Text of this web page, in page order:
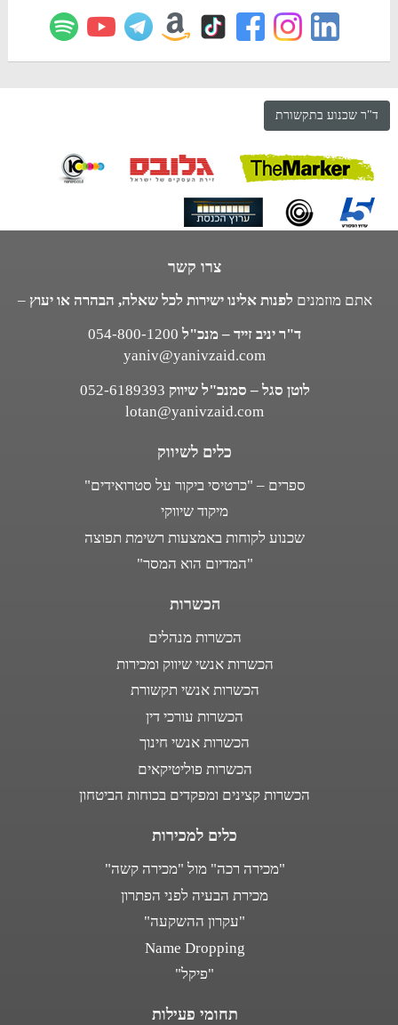
ד"ר שכנוע בתקשורת
צרו קשר
אתם מוזמנים לפנות אלינו ישירות לכל שאלה, הבהרה או יעוץ –
ד"ר יניב זייד – מנכ"ל 054-800-1200
yaniv@yanivzaid.com
לוטן סגל – סמנכ"ל שיווק 052-6189393
lotan@yanivzaid.com
כלים לשיווק
ספרים – "כרטיסי ביקור על סטרואידים"
מיקוד שיווקי
שכנוע לקוחות באמצעות רשימת תפוצה
"המדיום הוא המסר"
הכשרות
הכשרות מנהלים
הכשרות אנשי שיווק ומכירות
הכשרות אנשי תקשורת
הכשרות עורכי דין
הכשרות אנשי חינוך
הכשרות פוליטיקאים
הכשרות קצינים ומפקדים בכוחות הביטחון
כלים למכירות
"מכירה רכה" מול "מכירה קשה"
מכירת הבעיה לפני הפתרון
"עקרון ההשקעה"
Name Dropping
"פיקל"
תחומי פעילות